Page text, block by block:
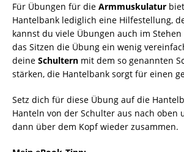
Für Übungen für die Armmuskulatur
Hantelbank lediglich eine Hilfestellung,
kannst du viele Übungen auch im Stehen
das Sitzen die Übung ein wenig
deine Schultern mit dem so genannten
stärken, die Hantelbank sorgt für einen
Setz dich für diese Übung auf die
Hanteln von der Schulter aus nach oben
dann über dem Kopf wieder zusammen.